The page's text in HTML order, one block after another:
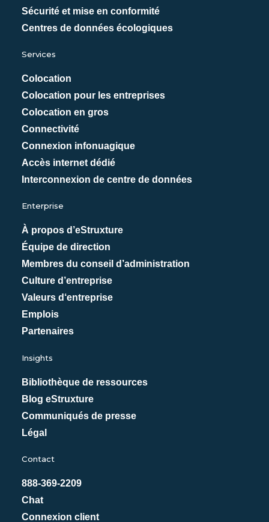
Sécurité et mise en conformité
Centres de données écologiques
Services
Colocation
Colocation pour les entreprises
Colocation en gros
Connectivité
Connexion infonuagique
Accès internet dédié
Interconnexion de centre de données
Enterprise
À propos d’eStruxture
Équipe de direction
Membres du conseil d’administration
Culture d’entreprise
Valeurs d‘entreprise
Emplois
Partenaires
Insights
Bibliothèque de ressources
Blog eStruxture
Communiqués de presse
Légal
Contact
888-369-2209
Chat
Connexion client